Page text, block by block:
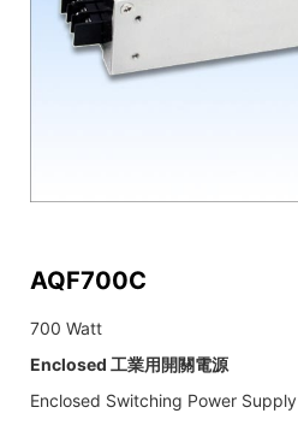
AQF700C
700 Watt
Enclosed 工業用開關電源
Enclosed Switching Power Supply